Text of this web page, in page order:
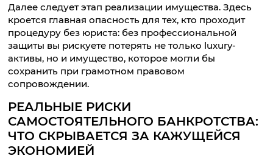
Далее следует этап реализации имущества. Здесь
кроется главная опасность для тех, кто проходит
процедуру без юриста: без профессиональной
защиты вы рискуете потерять не только luxury-
активы, но и имущество, которое могли бы
сохранить при грамотном правовом
сопровождении.
РЕАЛЬНЫЕ РИСКИ
САМОСТОЯТЕЛЬНОГО БАНКРОТСТВА:
ЧТО СКРЫВАЕТСЯ ЗА КАЖУЩЕЙСЯ
ЭКОНОМИЕЙ